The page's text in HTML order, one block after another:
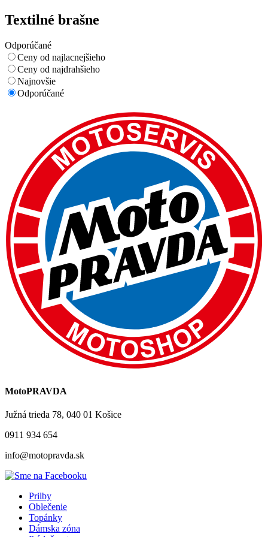
Textilné brašne
Odporúčané
Ceny od najlacnejšieho
Ceny od najdrahšieho
Najnovšie
Odporúčané
MotoPRAVDA
Južná trieda 78, 040 01 Košice
0911 934 654
info@motopravda.sk
Prilby
Oblečenie
Topánky
Dámska zóna